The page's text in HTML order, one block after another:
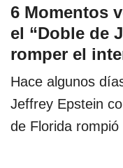
6 Momentos
el “Doble de
romper el
Hace algunos
Jeffrey Epstein
de Florida rompió